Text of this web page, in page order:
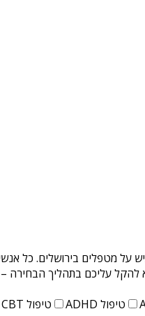
על מטפלים בירושלים. כל
עליכם בתהליך הבחירה
טיפול ADHD טיפול CBT